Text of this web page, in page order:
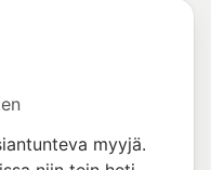
myyjä.